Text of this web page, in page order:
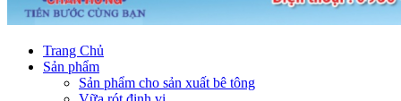
Trang Chủ
Sản phẩm
Sản phẩm cho sản xuất bê tông